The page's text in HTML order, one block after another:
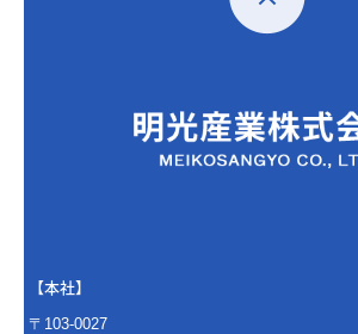
【本社】
〒103-0027